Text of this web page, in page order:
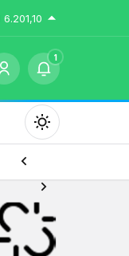
6.201,10
1
Mod
değiştir